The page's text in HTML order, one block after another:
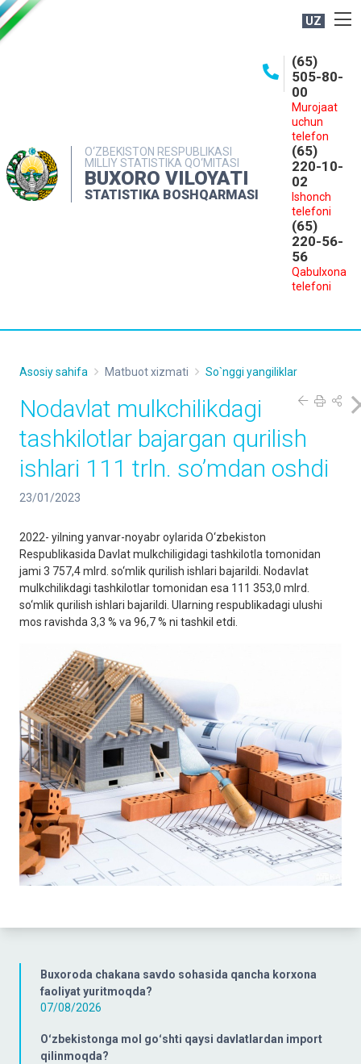
UZ
O‘ZBEKISTON RESPUBLIKASI
MILLIY STATISTIKA QO‘MITASI
BUXORO VILOYATI
STATISTIKA BOSHQARMASI
(65)
505-80-
00
Murojaat
uchun
telefon
(65)
220-10-
02
Ishonch
telefoni
(65)
220-56-
56
Qabulxona
telefoni
MATBUOT XIZMATI
MUROJAATLAR
Buxoroda chakana savdo sohasida qancha korxona
faoliyat yuritmoqda?
07/08/2026
Oʻzbekistonga mol goʻshti qaysi davlatlardan import
qilinmoqda?
Asosiy sahifa Matbuot xizmati So`nggi yangiliklar
Nodavlat mulkchilikdagi
tashkilotlar bajargan qurilish
ishlari 111 trln. so’mdan oshdi
23/01/2023
2022- yilning yanvar-noyabr oylarida O‘zbekiston
Respublikasida Davlat mulkchiligidagi tashkilotla tomonidan
jami 3 757,4 mlrd. so‘mlik qurilish ishlari bajarildi. Nodavlat
mulkchilikdagi tashkilotlar tomonidan esa 111 353,0 mlrd.
so‘mlik qurilish ishlari bajarildi. Ularning respublikadagi ulushi
mos ravishda 3,3 % va 96,7 % ni tashkil etdi.